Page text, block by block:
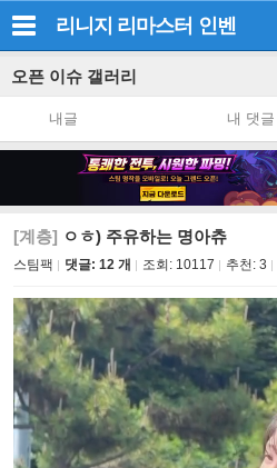
리니지 리마스터 인벤
오픈 이슈 갤러리
내글 내 댓글
[계층] ㅇㅎ) 주유하는 명아츄
스팀팩 댓글: 12 개 조회: 10117 추천: 3